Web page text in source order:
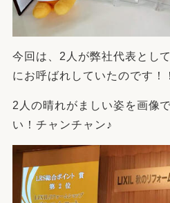
今回は、2人が弊社代表とし
にお呼ばれしていたのです！！
2人の晴れがましい姿を画像
い！チャンチャン♪